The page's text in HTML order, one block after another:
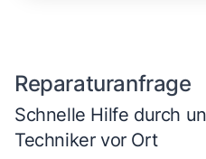
Reparaturanfrage
Schnelle Hilfe durch
Techniker vor Ort